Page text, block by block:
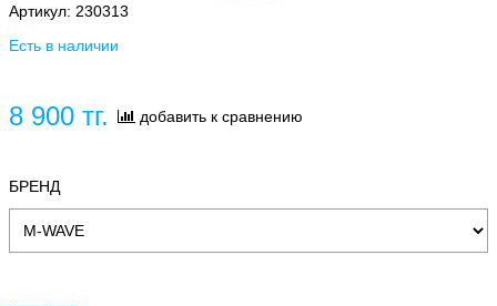
Артикул: 230313
Есть в наличии
8 900 тг. добавить к сравнению
БРЕНД